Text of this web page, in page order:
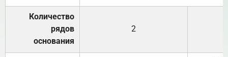
Количество
рядов
основания
2